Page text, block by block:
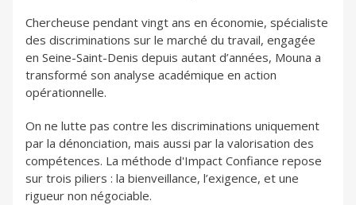
Chercheuse pendant vingt ans en économie, spécialiste
des discriminations sur le marché du travail, engagée
en Seine-Saint-Denis depuis autant d’années, Mouna a
transformé son analyse académique en action
opérationnelle.
On ne lutte pas contre les discriminations uniquement
par la dénonciation, mais aussi par la valorisation des
compétences. La méthode d'Impact Confiance repose
sur trois piliers : la bienveillance, l’exigence, et une
rigueur non négociable.